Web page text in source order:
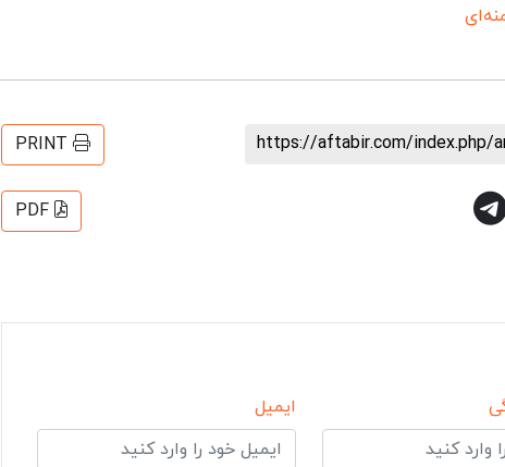
https://aftabir.com/index.php/
PRINT
PDF
ایمیل